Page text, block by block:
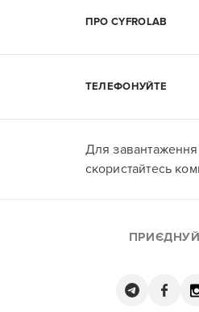
ПРО CYFROLAB
ТЕЛЕФОНУЙТЕ
Для
скористайтесь